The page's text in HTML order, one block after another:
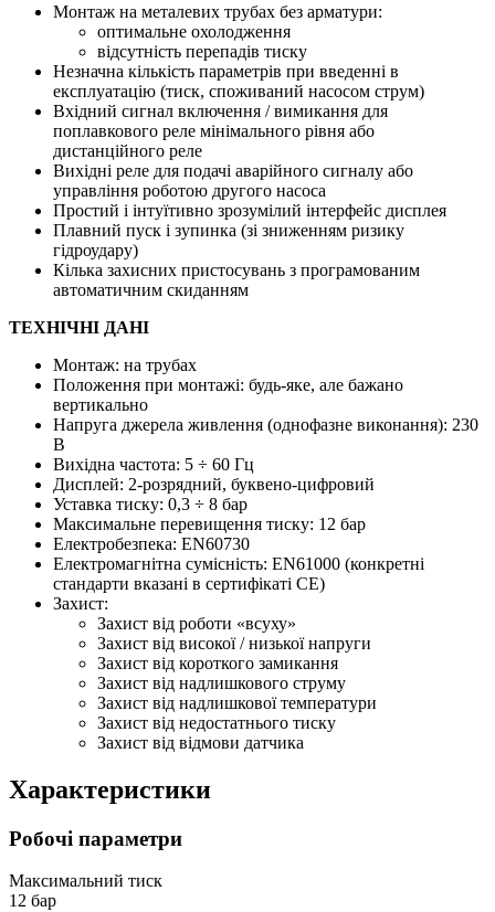
Монтаж на металевих трубах без арматури:
оптимальне охолодження
відсутність перепадів тиску
Незначна кількість параметрів при введенні в
експлуатацію (тиск, споживаний насосом струм)
Вхідний сигнал включення / вимикання для
поплавкового реле мінімального рівня або
дистанційного реле
Вихідні реле для подачі аварійного сигналу або
управління роботою другого насоса
Простий і інтуїтивно зрозумілий інтерфейс дисплея
Плавний пуск і зупинка (зі зниженням ризику
гідроудару)
Кілька захисних пристосувань з програмованим
автоматичним скиданням
ТЕХНІЧНІ ДАНІ
Монтаж: на трубах
Положення при монтажі: будь-яке, але бажано
вертикально
Напруга джерела живлення (однофазне виконання): 230
В
Вихідна частота: 5 ÷ 60 Гц
Дисплей: 2-розрядний, буквено-цифровий
Уставка тиску: 0,3 ÷ 8 бар
Максимальне перевищення тиску: 12 бар
Електробезпека: EN60730
Електромагнітна сумісність: EN61000 (конкретні
стандарти вказані в сертифікаті CE)
Захист:
Захист від роботи «всуху»
Захист від високої / низької напруги
Захист від короткого замикання
Захист від надлишкового струму
Захист від надлишкової температури
Захист від недостатнього тиску
Захист від відмови датчика
Характеристики
Робочі параметри
Максимальний тиск
12 бар